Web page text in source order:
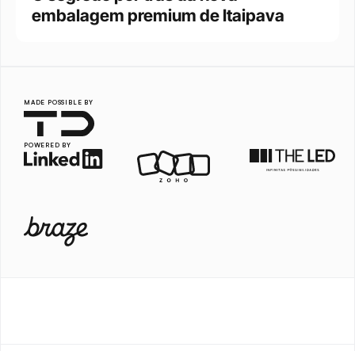
embalagem premium de Itaipava
MADE POSSIBLE BY
POWERED BY